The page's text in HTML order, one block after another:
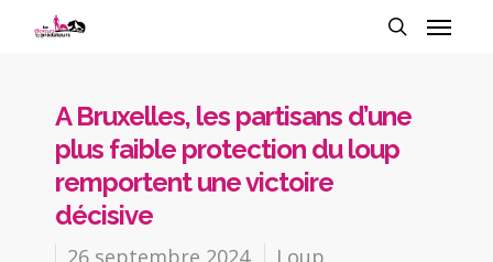
A Bruxelles, les partisans d’une
plus faible protection du loup
remportent une victoire
décisive
26 septembre 2024 Loup